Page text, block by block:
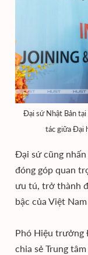
Đại sứ Nhật Bản tại
tác giữa Đại
Đại sứ cũng
đóng góp quan
ưu tú, trở thành
bậc của Việt
Phó Hiệu trưởng
chia sẻ Trung